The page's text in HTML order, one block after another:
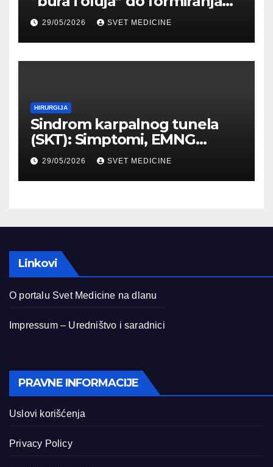
stabilnog identiteta
29/05/2026 SVET MEDICINE
HIRURGIJA
Sindrom karpalnog tunela
(SKT): Simptomi, EMNG
dijagnostika i lečenje
29/05/2026 SVET MEDICINE
Linkovi
O portalu Svet Medicine na dlanu
Impressum – Uredništvo i saradnici
PRAVNE INFORMACIJE
Uslovi korišćenja
Privacy Policy